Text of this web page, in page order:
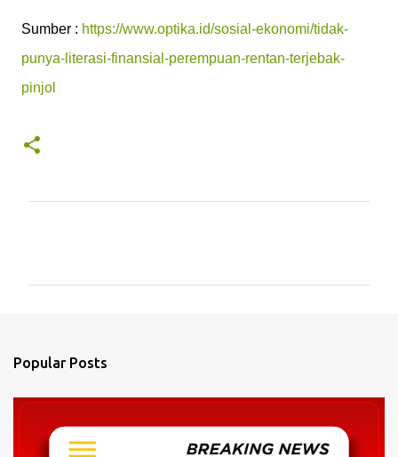
Sumber : https://www.optika.id/sosial-ekonomi/tidak-
punya-literasi-finansial-perempuan-rentan-terjebak-
pinjol
s
Popular Posts